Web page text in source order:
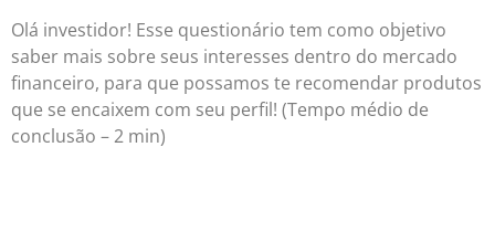
Olá investidor! Esse questionário tem como objetivo
saber mais sobre seus interesses dentro do mercado
financeiro, para que possamos te recomendar produtos
que se encaixem com seu perfil! (Tempo médio de
conclusão – 2 min)